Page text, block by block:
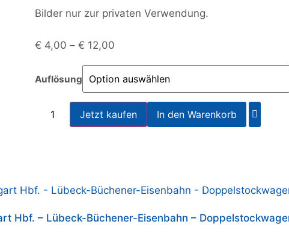
Bilder nur zur privaten Verwendung.
€ 4,00 – € 12,00
Auflösung
Jetzt kaufen In den Warenkorb
Hbf. – Lübeck-Büchener-Eisenbahn –